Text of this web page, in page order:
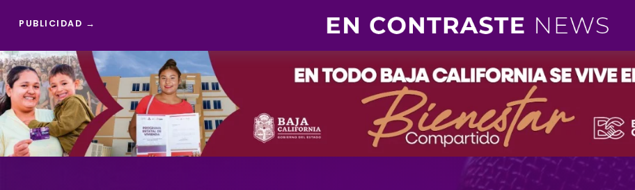
PUBLICIDAD →
Reproductor
de
vídeo